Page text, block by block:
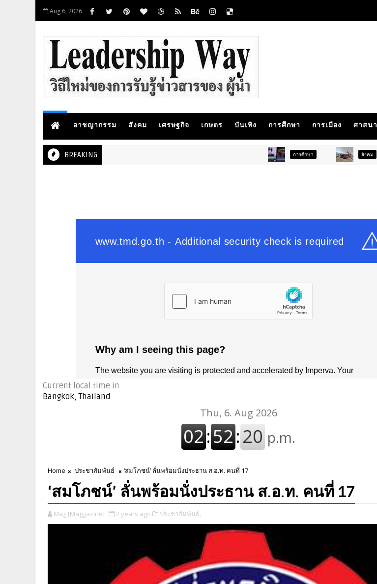
Aug 6, 2026
อาชญากรรม สังคม เศรษฐกิจ เกษตร บันเทิง การศึกษา การเมือง ศาสนา
BREAKING การศึกษา
Current local time in
Bangkok, Thailand
Home ประชาสัมพันธ์ ‘สมโภชน์’ ลั่นพร้อมนั่งประธาน ส.อ.ท. คนที่ 17
‘สมโภชน์’ ลั่นพร้อมนั่งประธาน ส.อ.ท. คนที่ 17
Mag [Maggazine] 2 years ago ประชาสัมพันธ์,